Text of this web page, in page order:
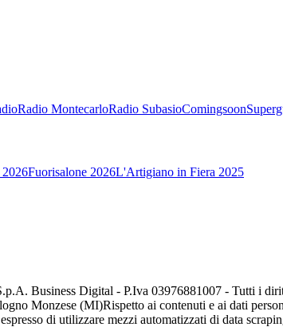
Radio MontecarloRadio SubasioComingsoon
2026Fuorisalone 2026L'Artigiano in Fiera 2025
Business Digital - P.Iva 03976881007 - Tutti i
Monzese (MI)Rispetto ai contenuti e ai dati
di utilizzare mezzi automatizzati di data